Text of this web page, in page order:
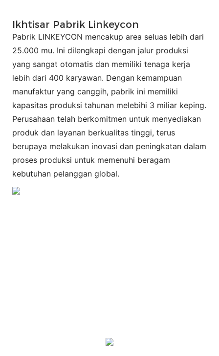
Ikhtisar Pabrik Linkeycon
Pabrik LINKEYCON mencakup area seluas lebih dari
25.000 mu. Ini dilengkapi dengan jalur produksi
yang sangat otomatis dan memiliki tenaga kerja
lebih dari 400 karyawan. Dengan kemampuan
manufaktur yang canggih, pabrik ini memiliki
kapasitas produksi tahunan melebihi 3 miliar keping.
Perusahaan telah berkomitmen untuk menyediakan
produk dan layanan berkualitas tinggi, terus
berupaya melakukan inovasi dan peningkatan dalam
proses produksi untuk memenuhi beragam
kebutuhan pelanggan global.